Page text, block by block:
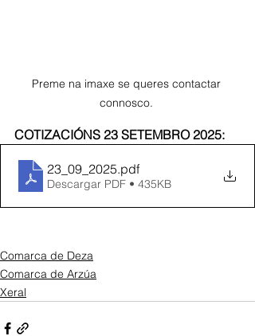
Preme na imaxe se queres contactar
connosco.
COTIZACIÓNS 23 SETEMBRO 2025:
23_09_2025.pdf
Descargar PDF • 435KB
Comarca de Deza
Comarca de Arzúa
Xeral